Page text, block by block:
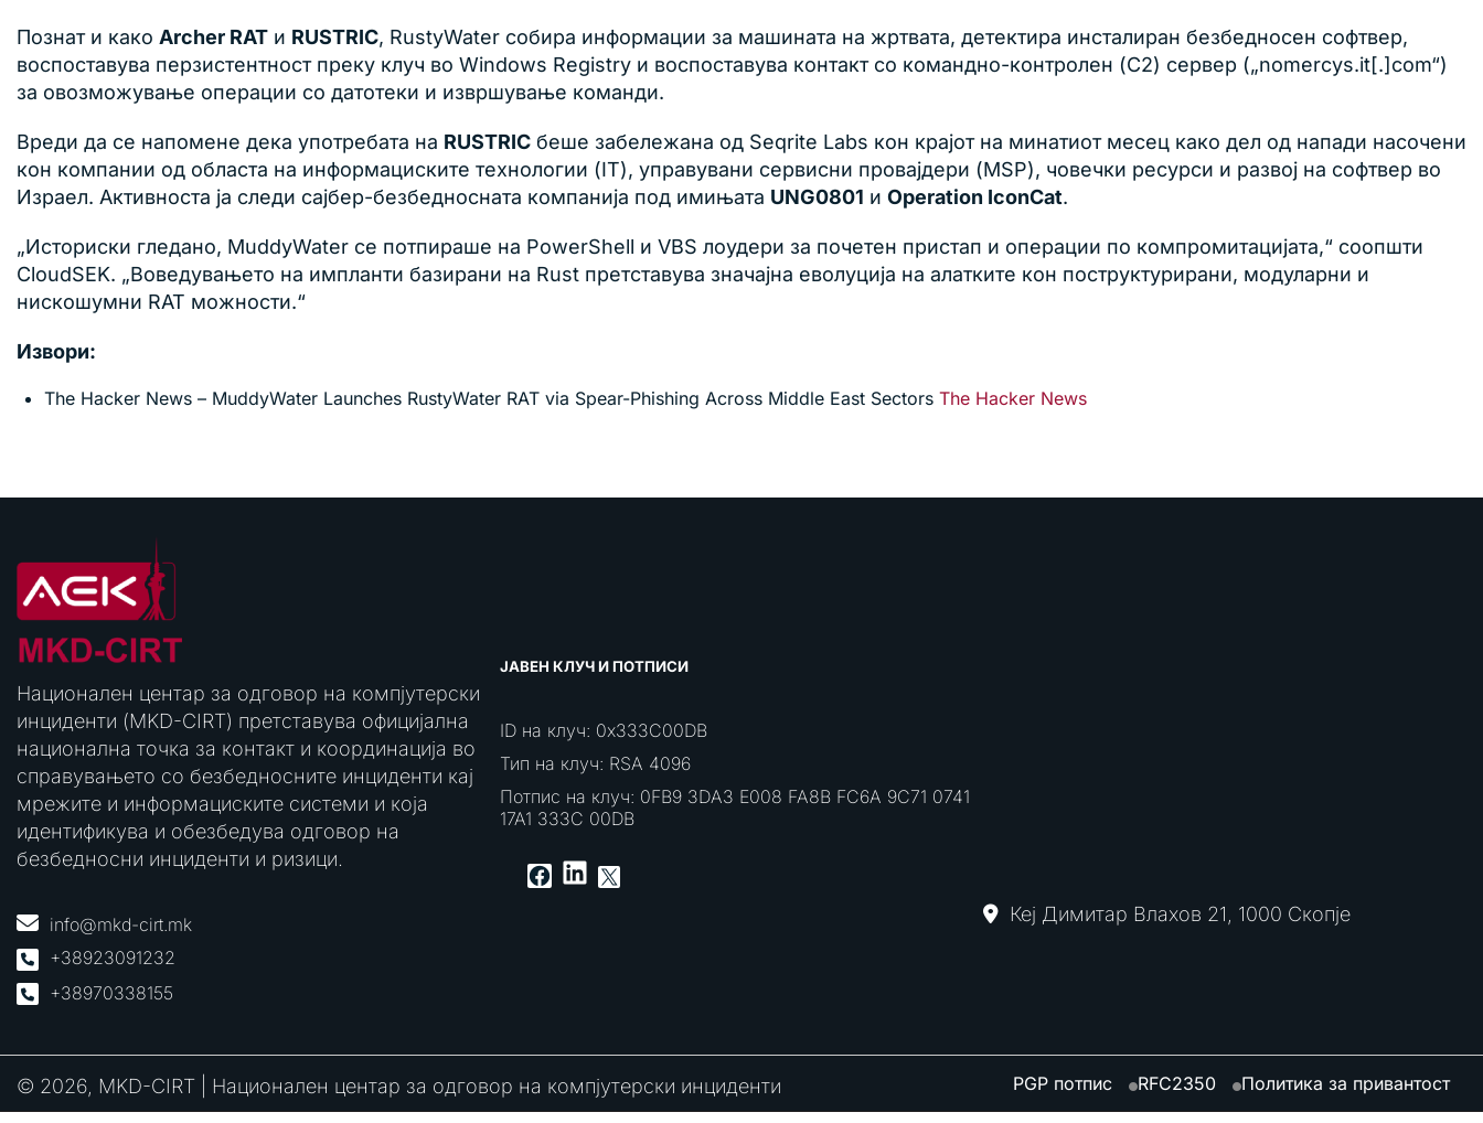
Познат и како Archer RAT и RUSTRIC, RustyWater собира информации за машината на жртвата, детектира инсталиран безбедносен софтвер,
воспоставува перзистентност преку клуч во Windows Registry и воспоставува контакт со командно-контролен (C2) сервер („nomercys.it[.]com“)
за овозможување операции со датотеки и извршување команди.
Вреди да се напомене дека употребата на RUSTRIC беше забележана од Seqrite Labs кон крајот на минатиот месец како дел од напади насочени
кон компании од областа на информациските технологии (IT), управувани сервисни провајдери (MSP), човечки ресурси и развој на софтвер во
Израел. Активноста ја следи сајбер-безбедносната компанија под имињата UNG0801 и Operation IconCat.
„Историски гледано, MuddyWater се потпираше на PowerShell и VBS лоудери за почетен пристап и операции по компромитацијата,“ соопшти
CloudSEK. „Воведувањето на импланти базирани на Rust претставува значајна еволуција на алатките кон поструктурирани, модуларни и
нискошумни RAT можности.“
Извори:
The Hacker News – MuddyWater Launches RustyWater RAT via Spear-Phishing Across Middle East Sectors The Hacker News
Национален центар за одговор на компјутерски
инциденти (MKD-CIRT) претставува официјална
национална точка за контакт и координација во
справувањето со безбедносните инциденти кај
мрежите и информациските системи и која
идентификува и обезбедува одговор на
безбедносни инциденти и ризици.
info@mkd-cirt.mk
+38923091232
+38970338155
ЈАВЕН КЛУЧ И ПОТПИСИ
ID на клуч: 0x333C00DB
Тип на клуч: RSA 4096
Потпис на клуч: 0FB9 3DA3 E008 FA8B FC6A 9C71 0741
17A1 333C 00DB
Facebook
LinkedIn
X
Кеј Димитар Влахов 21, 1000 Скопје
© 2026, MKD-CIRT | Национален центар за одговор на компјутерски инциденти PGP потпис RFC2350 Политика за привантост